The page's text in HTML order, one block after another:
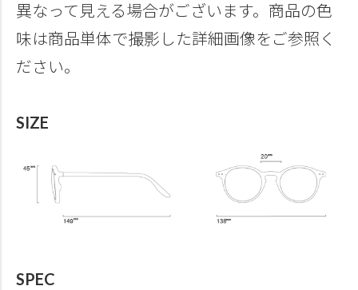
異なって見える場合がございます。商品の色
味は商品単体で撮影した詳細画像をご参照く
ださい。
SIZE
SPEC